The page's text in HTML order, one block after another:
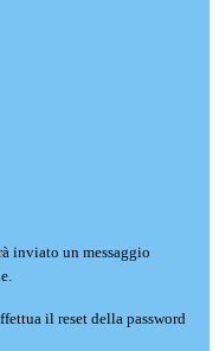
inviato un messaggio
il reset della password